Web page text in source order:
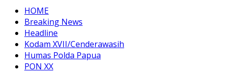
HOME
Breaking News
Headline
Kodam XVII/Cenderawasih
Humas Polda Papua
PON XX